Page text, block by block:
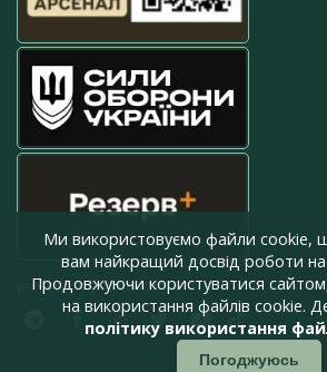
press@armyinform.com.ua
Ми використовуємо файли cookie,
вам найкращий досвід роботи
Продовжуючи користуватися
на використання файлів cookie.
політику використання
Погоджуюсь